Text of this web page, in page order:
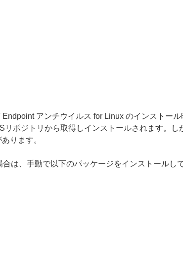
アンチウイルス for Linux のインストー
ポジトリから取得しインストールされます。し
ります。
は、手動で以下のパッケージをインストールし